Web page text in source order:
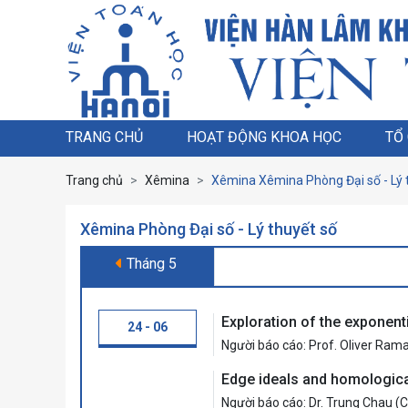
TRANG CHỦ HOẠT ĐỘNG KHOA HỌC TỔ
Trang chủ Xêmina Xêmina Xêmina Phòng Đại số - Lý
Xêmina Phòng Đại số - Lý thuyết số
Tháng 5
24 - 06 Exploration of the
Người báo cáo: Prof. Oliver
Edge ideals and
Người báo cáo: Dr. Trung Chau